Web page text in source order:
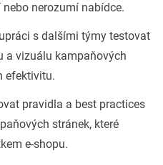
nerozumí nabídce.
s dalšími týmy testovat
a vizuálu kampaňových
efektivitu.
pravidla a best practices
stránek, které
e-shopu.